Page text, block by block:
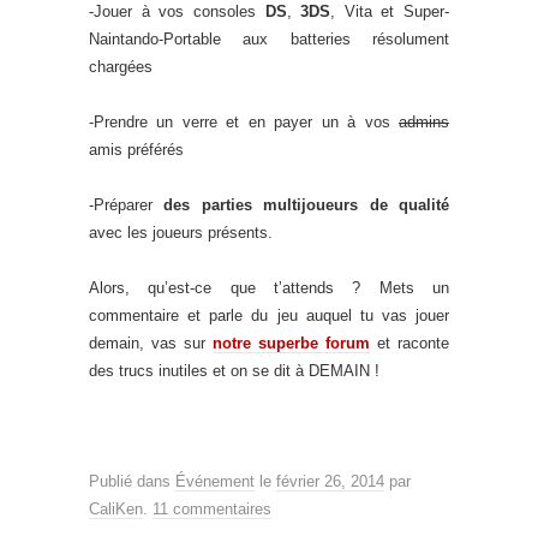
-Jouer à vos consoles DS ,3DS , Vita et Super-
Naintando-Portable aux batteries résolument
chargées
-Prendre un verre et en payer un à vos admins
amis préférés
-Préparerdes parties multijoueurs de qualité
avec les joueurs présents.
Alors, qu’est-ce que t’attends ? Mets un
commentaire et parle du jeu auquel tu vas jouer
demain, vas sur notre superbe forum et raconte
des trucs inutiles et on se dit à DEMAIN !
Publié dans Événement le février 26, 2014 par
CaliKen 11 commentaires